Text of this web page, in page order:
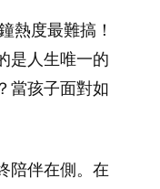
熱度最難搞！
是人生唯一的
當孩子面對如
陪伴在側。在